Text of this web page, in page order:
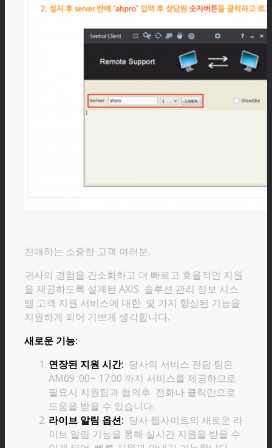
친애하는 소중한 고객 여러분,
귀사의 경험을 간소화하고 더 빠르고 효율적인 지원
을 제공하도록 설계된 AXIS 솔루션 관리 정보 시스
템 고객 지원 서비스에 대한 몇 가지 향상된 기능을
지원하게 되어 기쁘게 생각합니다.
새로운 기능:
연장된 지원 시간: 당사의 서비스 전담 팀은
AM09 :00~ 17:00 까지 서비스를 제공하므로
필요시 지원팀과 협의후 전화나 클릭만으로
도움을 받을 수 있습니다.
라이브 알림 옵션: 당사 웹사이트의 새로운 라
이브 알림 기능을 통해 실시간 지원을 받을 수